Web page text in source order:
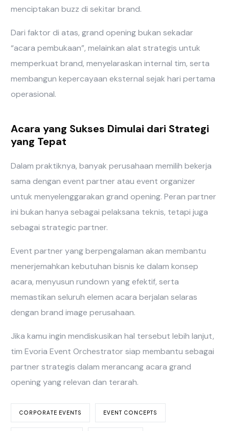
menciptakan buzz di sekitar brand.
Dari faktor di atas, grand opening bukan sekadar
“acara pembukaan”, melainkan alat strategis untuk
memperkuat brand, menyelaraskan internal tim, serta
membangun kepercayaan eksternal sejak hari pertama
operasional.
Acara yang Sukses Dimulai dari Strategi
yang Tepat
Dalam praktiknya, banyak perusahaan memilih bekerja
sama dengan event partner atau event organizer
untuk menyelenggarakan grand opening. Peran partner
ini bukan hanya sebagai pelaksana teknis, tetapi juga
sebagai strategic partner.
Event partner yang berpengalaman akan membantu
menerjemahkan kebutuhan bisnis ke dalam konsep
acara, menyusun rundown yang efektif, serta
memastikan seluruh elemen acara berjalan selaras
dengan brand image perusahaan.
Jika kamu ingin mendiskusikan hal tersebut lebih lanjut,
tim Evoria Event Orchestrator siap membantu sebagai
partner strategis dalam merancang acara grand
opening yang relevan dan terarah.
CORPORATE EVENTS EVENT CONCEPTS